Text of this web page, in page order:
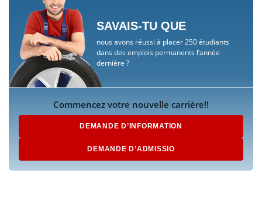
SAVAIS-TU QUE
nous avons réussi à placer 250 étudiants
dans des emplois permanents l’année
dernière ?
Commencez votre nouvelle carrière!!
DEMANDE D’INFORMATION
DEMANDE D’ADMISSIO